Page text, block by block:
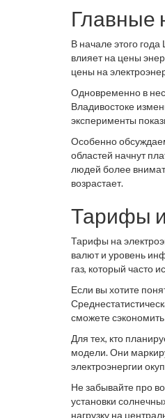
Главные
В начале этого
влияет на цены
цены на
Одновременно в
Владивостоке
эксперименты
Особенно
областей начнут
людей более
возрастает.
Тарифы и
Тарифы на
валют и уровень
газ, который часто
Если вы хотите
сможете
Для тех, кто
модели. Они
электроэнергии
Не забывайте про
установки
нагрузку на